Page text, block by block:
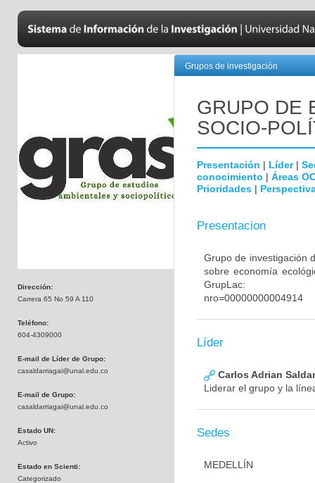
Dirección:
Carrera 65 No 59 A 110
Teléfono:
604-4309000
E-mail de Líder de Grupo:
casaldarriagai@unal.edu.co
E-mail de Grupo:
casaldarriagai@unal.edu.co
Estado UN:
Activo
Estado en Scienti:
Categorizado
Grupos de investigación
GRUPO DE
SOCIO-
Presentación | Líder|
conocimiento | Áreas
Prioridades |
Presentacion
Grupo de investigación
sobre economía
GrupLac: https://
nro=00000000004914
Líder
Carlos Adrian
Liderar el grupo y la
Sedes
MEDELLÍN